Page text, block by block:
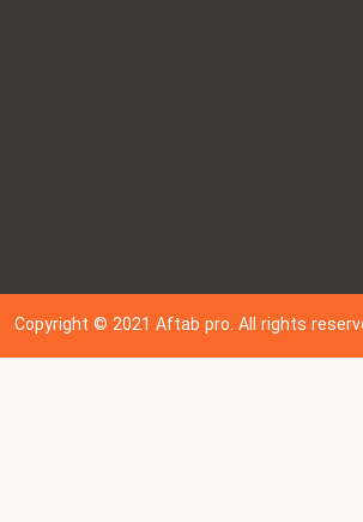
Copyright © 202 1Aftab pro. All rights